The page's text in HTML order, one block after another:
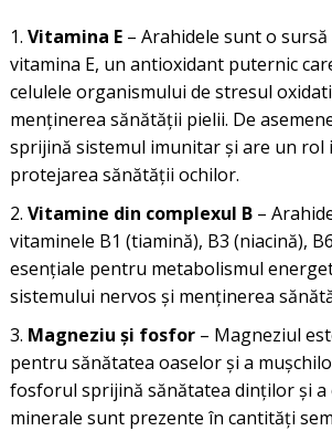
Vitamina E– Arahidele sunt o sursă
vitamina E, un antioxidant puternic
celulele organismului de stresul
menținerea sănătății pielii. De
sprijină sistemul imunitar și are un
protejarea sănătății ochilor.
Vitamine din complexul B–
vitaminele B1 (tiamină), B3 (niacină),
esențiale pentru metabolismul
sistemului nervos și menținerea
Magneziu și fosfor– Magneziul
pentru sănătatea oaselor și a
fosforul sprijină sănătatea dinților și a
minerale sunt prezente în cantități